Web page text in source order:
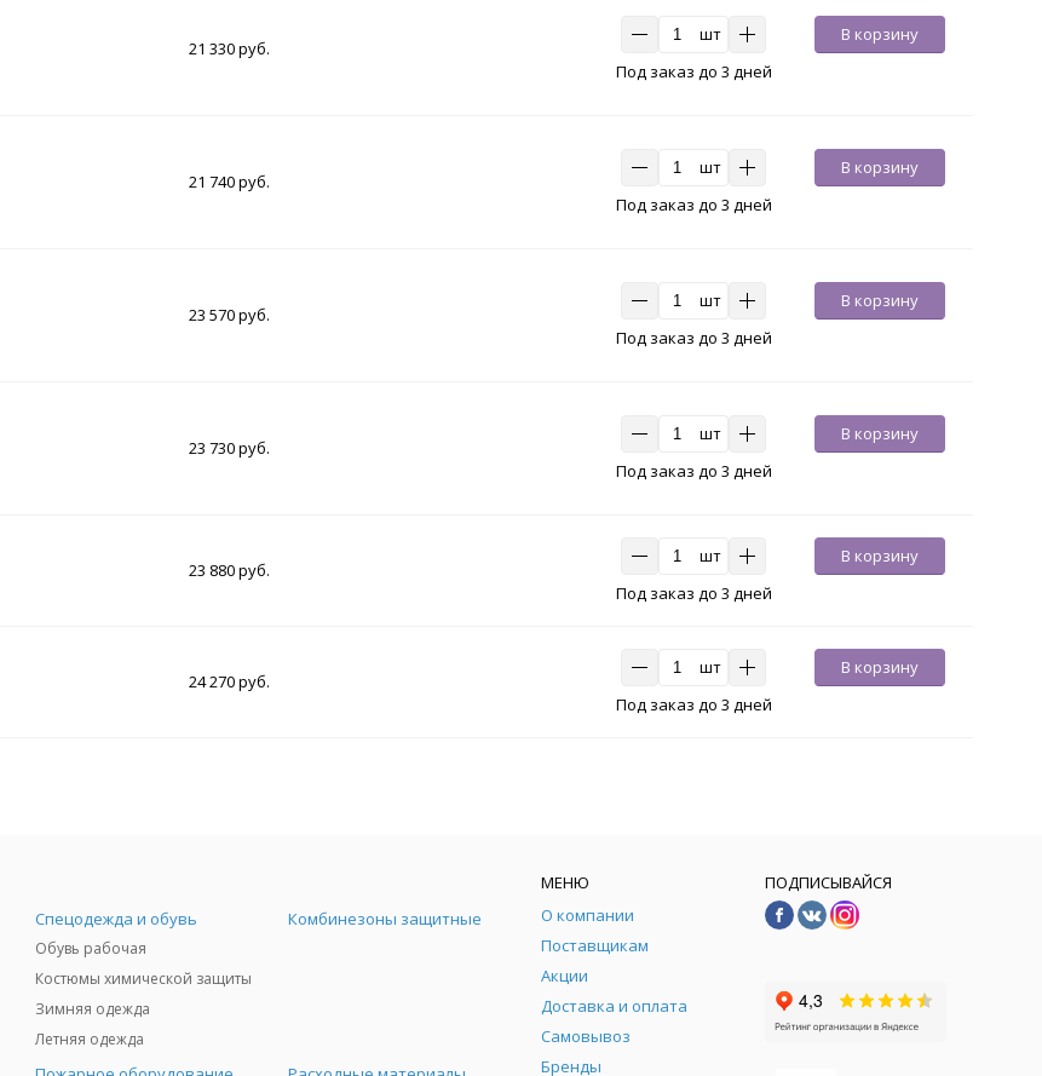
21 330 руб.
шт
В корзину
Под заказ до 3 дней
21 740 руб.
шт
В корзину
Под заказ до 3 дней
23 570 руб.
шт
В корзину
Под заказ до 3 дней
23 730 руб.
шт
В корзину
Под заказ до 3 дней
23 880 руб.
шт
В корзину
Под заказ до 3 дней
24 270 руб.
шт
В корзину
Под заказ до 3 дней
Спецодежда и обувь
Обувь рабочая
Костюмы химической защиты
Зимняя одежда
Летняя одежда
Комбинезоны защитные
МЕНЮ
О компании
Поставщикам
Акции
Доставка и оплата
Самовывоз
Бренды
ПОДПИСЫВАЙСЯ